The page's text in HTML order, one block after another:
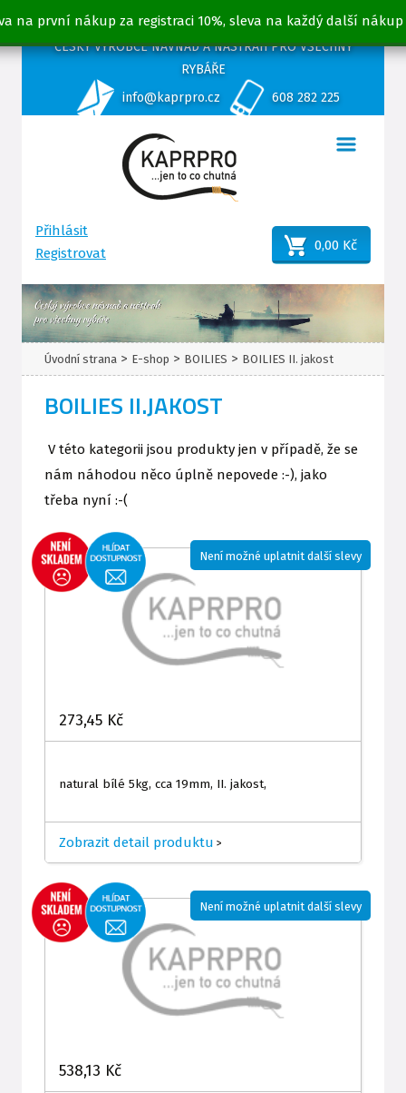
na první nákup za registraci 10%, sleva na každý další nákup
ČESKÝ VÝROBCE NÁVNAD A NÁSTRAH PRO VŠECHNY
RYBÁŘE
info@kaprpro.cz
608 282 225
Přihlásit
Registrovat
0,00 Kč
Úvodní strana > E-shop > BOILIES > BOILIES II. jakost
BOILIES II.JAKOST
V této kategorii jsou produkty jen v případě, že se
nám náhodou něco úplně nepovede :-), jako
třeba nyní :-(
273,45 Kč
natural bílé 5kg, cca 19mm, II. jakost,
Zobrazit detail produktu >
Není možné uplatnit další slevy
538,13 Kč
Není možné uplatnit další slevy